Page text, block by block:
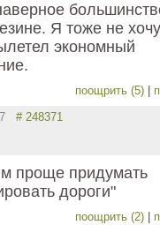
Я тоже не
экономный
поощрить (5)
# 248371
проще придумать
дороги"
поощрить (2)